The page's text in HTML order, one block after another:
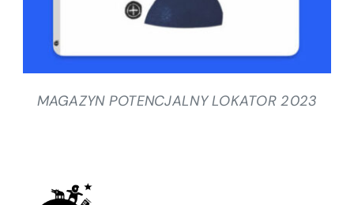
MAGAZYN POTENCJALNY LOKATOR 2023